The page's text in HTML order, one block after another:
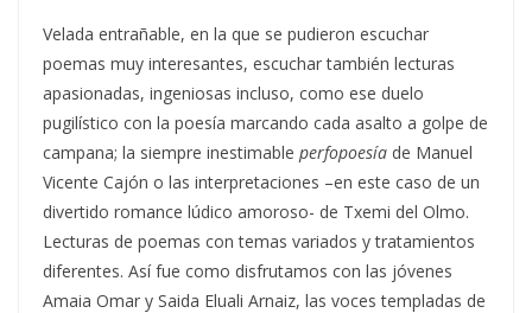
Velada entrañable, en la que se pudieron escuchar
poemas muy interesantes, escuchar también lecturas
apasionadas, ingeniosas incluso, como ese duelo
pugilístico con la poesía marcando cada asalto a golpe de
campana; la siempre inestimable perfopoesía de Manuel
Vicente Cajón o las interpretaciones –en este caso de un
divertido romance lúdico amoroso- de Txemi del Olmo.
Lecturas de poemas con temas variados y tratamientos
diferentes. Así fue como disfrutamos con las jóvenes
Amaia Omar y Saida Eluali Arnaiz, las voces templadas de